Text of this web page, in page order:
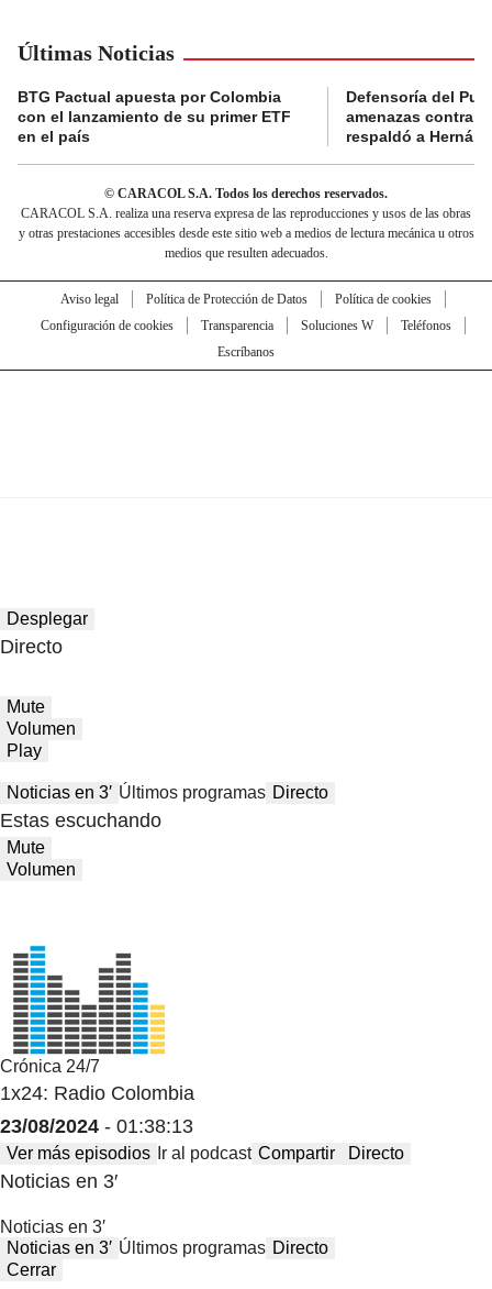
Últimas Noticias
BTG Pactual apuesta por Colombia
con el lanzamiento de su primer ETF
en el país
Defensoría del
amenazas contra
respaldó a Hernán
© CARACOL S.A. Todos los derechos reservados.
CARACOL S.A. realiza una reserva expresa de las reproducciones y usos de las obras
y otras prestaciones accesibles desde este sitio web a medios de lectura mecánica u otros
medios que resulten adecuados.
Aviso legal Política de Protección de Datos
Política de cookies
Configuración de cookies
Transparencia Soluciones W
Teléfonos
Escríbanos
Desplegar
Directo
Mute
Volumen
Play
Noticias en 3′ Últimos programas Directo
Estas escuchando
Mute
Volumen
Crónica 24/7
1x24: Radio Colombia
23/08/2024 - 01:38:13
Ver más episodios Ir al podcast Compartir Directo
Noticias en 3′
Noticias en 3′
Noticias en 3′ Últimos programas Directo
Cerrar